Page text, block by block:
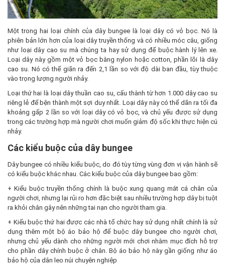
Một trong hai loại chính của dây bungee là loại dây có vỏ bọc. Nó là
phiên bản lớn hơn của loại dây truyền thống và có nhiều móc câu, giống
như loại dây cao su mà chúng ta hay sử dụng để buộc hành lý lên xe.
Loại dây này gồm một vỏ bọc bằng nylon hoặc cotton, phần lõi là dây
cao su. Nó có thể giãn ra đến 2,1 lần so với độ dài ban đầu, tùy thuộc
vào trọng lượng người nhảy.
Loại thứ hai là loại dây thuần cao su, cấu thành từ hơn 1.000 dây cao su
riêng lẻ để bện thành một sợi duy nhất. Loại dây này có thể dãn ra tối đa
khoảng gấp 2 lần so với loại dây có vỏ bọc, và chủ yếu được sử dụng
trong các trường hợp mà người chơi muốn giảm độ sốc khi thực hiện cú
nhảy.
Các kiểu buộc của dây bungee
Dây bungee có nhiều kiểu buộc, do đó tùy từng vùng đơn vị vận hành sẽ
có kiểu buộc khác nhau. Các kiểu buộc của dây bungee bao gồm:
+ Kiểu buộc truyền thống chính là buộc xung quang mắt cá chân của
người chơi, nhưng lại rủi ro hơn đặc biệt sau nhiều trường hợp dây bị tuột
ra khỏi chân gây nên những tai nạn cho người tham gia.
+ Kiểu buộc thứ hai được các nhà tổ chức hay sử dụng nhất chính là sử
dụng thêm một bộ áo bảo hộ để buộc dây bungee cho người chơi,
nhưng chủ yếu dành cho những người mới chơi nhằm mục đích hỗ trợ
cho phần dây chính buộc ở chân. Bộ áo bảo hộ này gần giống như áo
bảo hộ của dân leo núi chuyên nghiệp